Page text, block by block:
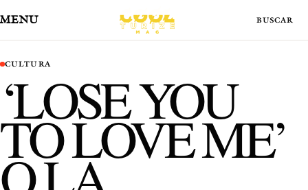
MENÚ
CULTURA
‘LOSE YOU
TO LOVE ME’